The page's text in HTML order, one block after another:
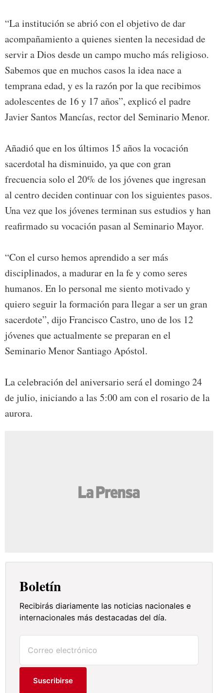
“La institución se abrió con el objetivo de dar
acompañamiento a quienes sienten la necesidad de
servir a Dios desde un campo mucho más religioso.
Sabemos que en muchos casos la idea nace a
temprana edad, y es la razón por la que recibimos
adolescentes de 16 y 17 años”, explicó el padre
Javier Santos Mancías, rector del Seminario Menor.
Añadió que en los últimos 15 años la vocación
sacerdotal ha disminuido, ya que con gran
frecuencia solo el 20% de los jóvenes que ingresan
al centro deciden continuar con los siguientes pasos.
Una vez que los jóvenes terminan sus estudios y han
reafirmado su vocación pasan al Seminario Mayor.
“Con el curso hemos aprendido a ser más
disciplinados, a madurar en la fe y como seres
humanos. En lo personal me siento motivado y
quiero seguir la formación para llegar a ser un gran
sacerdote”, dijo Francisco Castro, uno de los 12
jóvenes que actualmente se preparan en el
Seminario Menor Santiago Apóstol.
La celebración del aniversario será el domingo 24
de julio, iniciando a las 5:00 am con el rosario de la
aurora.
Boletín
Recibirás diariamente las noticias nacionales e
internacionales más destacadas del día.
Suscribirse